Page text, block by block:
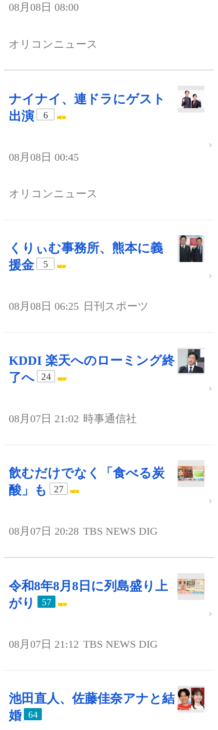
08月08日 08:00
オリコンニュース
ナイナイ、連ドラにゲスト
出演
6
08月08日 00:45
オリコンニュース
くりぃむ事務所、熊本に義
援金
5
08月08日 06:25 日刊スポーツ
KDDI 楽天へのローミング終
了へ
24
08月07日 21:02 時事通信社
飲むだけでなく「食べる炭
酸」も
27
08月07日 20:28 TBS NEWS DIG
令和8年8月8日に列島盛り上
がり
57
08月07日 21:12 TBS NEWS DIG
池田直人、佐藤佳奈アナと結
婚
64